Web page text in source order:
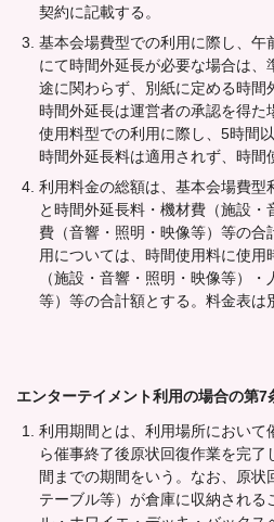
契約に記載する。
基本会場費型での利用に際し、
にて時間外延長が必要な場合は、
途に関わらず、別紙に定める時間
時間外延長は運営者の承認を得た
使用料型での利用に際し、5時間
時間外延長料は適用されず、時間
利用料金の総額は、基本会場費型
と時間外延長料・機材費（施設
費（音響・照明・映像等）等の合
用については、時間使用料に使
（施設・音響・照明・映像等）
等）等の合計額とする。料金表は
エンターテイメント利用の場合の第7
利用期間とは、利用場所において
ら催事終了後原状回復作業を完
間までの期間をいう。なお、原状
テーブル等）が倉庫に収納される